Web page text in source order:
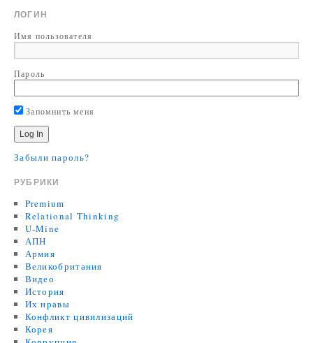
ЛОГИН
Имя пользователя
Пароль
Запомнить меня
Забыли пароль?
РУБРИКИ
Premium
Relational Thinking
U-Mine
АПН
Армия
Великобритания
Видео
История
Их нравы
Конфликт цивилизаций
Корея